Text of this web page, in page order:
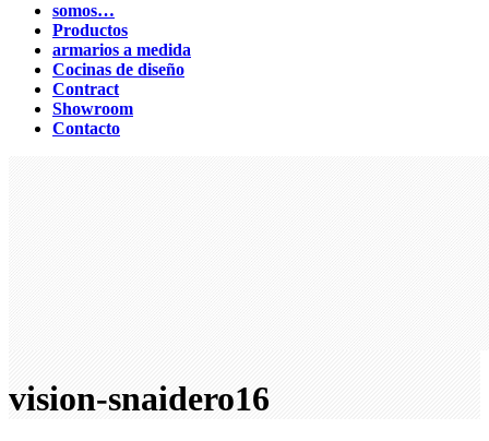
somos…
Productos
armarios a medida
Cocinas de diseño
Contract
Showroom
Contacto
vision-snaidero16